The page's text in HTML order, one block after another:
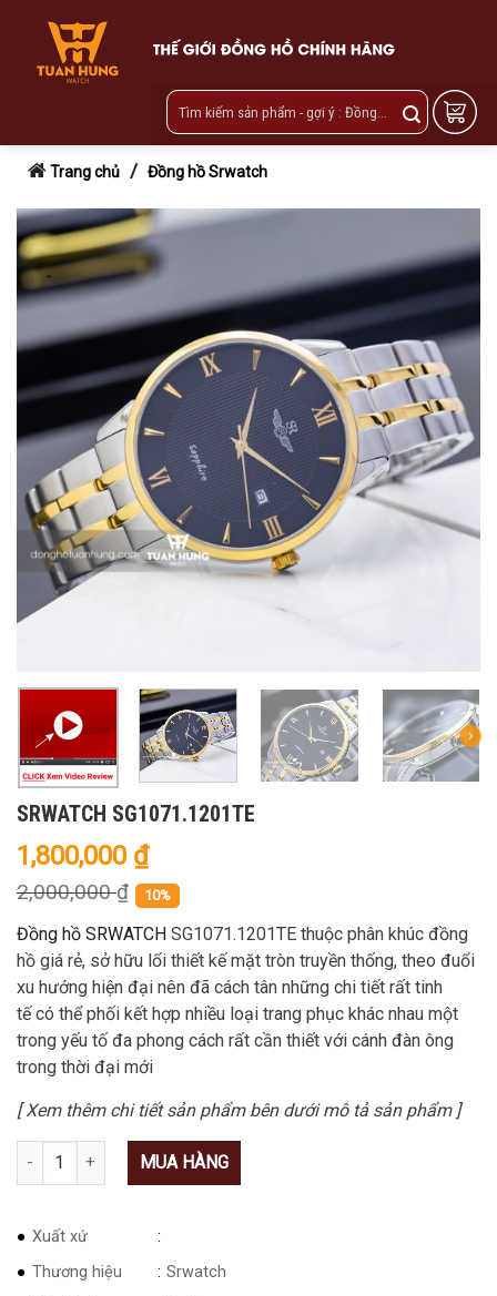
content
Trang chủ / Đồng hồ Srwatch
SRWATCH SG1071.1201TE
1,800,000 ₫
2,000,000₫ 10%
Đồng hồ SRWATCH SG1071.1201TE thuộc phân khúc đồng
hồ giá rẻ, sở hữu lối thiết kế mặt tròn truyền thống, theo đuổi
xu hướng hiện đại nên đã cách tân những chi tiết rất tinh
tế có thể phối kết hợp nhiều loại trang phục khác nhau một
trong yếu tố đa phong cách rất cần thiết với cánh đàn ông
trong thời đại mới
[ Xem thêm chi tiết sản phẩm bên dưới mô tả sản phẩm ]
Số lượng MUA HÀNG
Xuất xứ
Thương hiệu
Srwatch